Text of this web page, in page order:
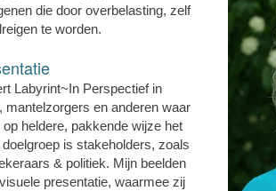
die door overbelasting, zelf
te worden.
Labyrint~In Perspectief in
mantelzorgers en anderen waar
heldere, pakkende wijze het
is stakeholders, zoals
& politiek. Mijn beelden
presentatie, waarmee zij